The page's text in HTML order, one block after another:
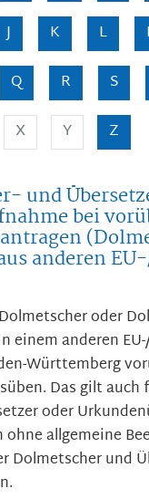
J K L
Q R S
X Y Z
und
bei
anderen
oder
einem anderen
Württemberg
Das gilt auch
oder
ohne allgemeine
Dolmetscher und